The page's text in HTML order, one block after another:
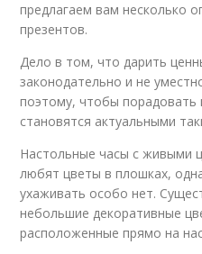
предлагаем вам несколько
презентов.
Дело в том, что дарить
законодательно и не
поэтому, чтобы порадовать
становятся актуальными
Настольные часы с живыми
любят цветы в плошках,
ухаживать особо нет.
небольшие декоративные
расположенные прямо на